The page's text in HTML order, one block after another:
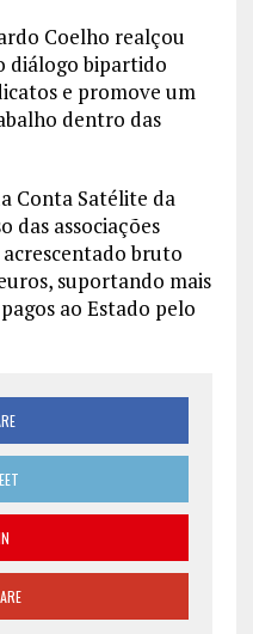
Coelho realçou
diálogo bipartido
e promove um
dentro das
Conta Satélite da
das associações
bruto
suportando mais
ao Estado pelo